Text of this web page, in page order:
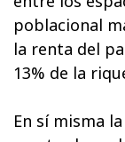
poblacional
la renta del
13% de la
En sí misma